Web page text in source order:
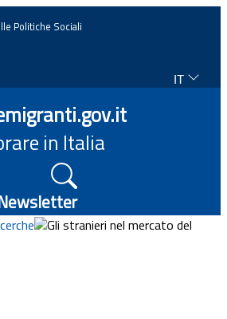
Politiche Sociali
IT
in Italia
Gli stranieri nel mercato del